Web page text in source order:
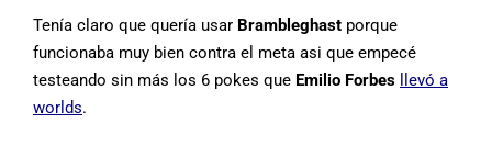
Tenía claro que quería usar Brambleghast porque
funcionaba muy bien contra el meta asi que empecé
testeando sin más los 6 pokes que Emilio Forbes
llevó a
worlds.